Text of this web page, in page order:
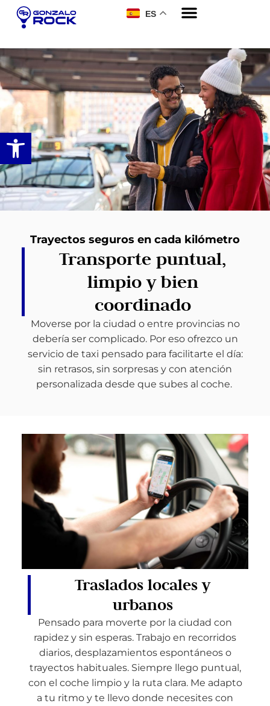
Abrir barra de herramientas
ES
Trayectos seguros en cada kilómetro
Transporte puntual,
limpio y bien
coordinado
Moverse por la ciudad o entre provincias no
debería ser complicado. Por eso ofrezco un
servicio de taxi pensado para facilitarte el día:
sin retrasos, sin sorpresas y con atención
personalizada desde que subes al coche.
Traslados locales y
urbanos
Pensado para moverte por la ciudad con
rapidez y sin esperas. Trabajo en recorridos
diarios, desplazamientos espontáneos o
trayectos habituales. Siempre llego puntual,
con el coche limpio y la ruta clara. Me adapto
a tu ritmo y te llevo donde necesites con